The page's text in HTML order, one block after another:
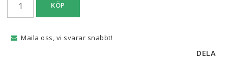
KÖP
Maila oss, vi svarar snabbt!
DELA